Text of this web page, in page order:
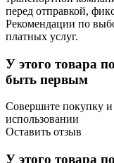
перед отправкой,
Рекомендации по
платных услуг.
У этого товара
быть первым
Совершите покупку и
использовании
Оставить отзыв
У этого товара